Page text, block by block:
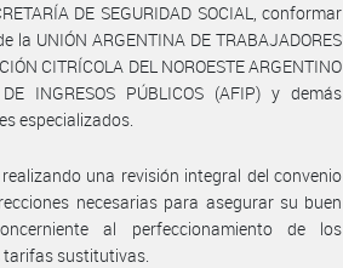
DE SEGURIDAD SOCIAL, conformar
UNIÓN ARGENTINA DE TRABAJADORES
CITRÍCOLA DEL NOROESTE ARGENTINO
INGRESOS PÚBLICOS (AFIP) y demás
especializados.
una revisión integral del convenio
necesarias para asegurar su buen
al perfeccionamiento de los
tarifas sustitutivas.